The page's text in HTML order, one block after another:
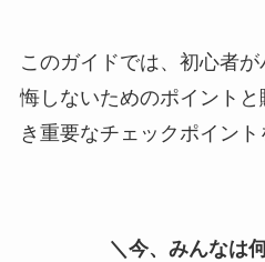
このガイドでは、初心者
悔しないためのポイント
き重要なチェックポイント
＼今、みんなは